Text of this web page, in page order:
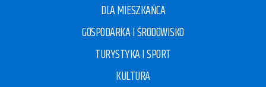
DLA MIESZKAŃCA
GOSPODARKA I ŚRODOWISKO
TURYSTYKA I SPORT
KULTURA